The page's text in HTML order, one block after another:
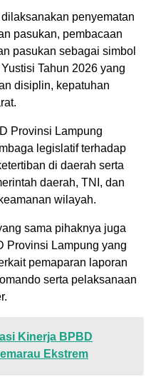
penyematan
pasukan, pembacaan
pasukan sebagai simbol
Tahun 2026 yang
disiplin, kepatuhan
Provinsi Lampung
legislatif terhadap
di daerah serta
daerah, TNI, dan
wilayah.
sama pihaknya juga
Provinsi Lampung yang
pemaparan laporan
serta pelaksanaan
Kinerja BPBD
Ekstrem